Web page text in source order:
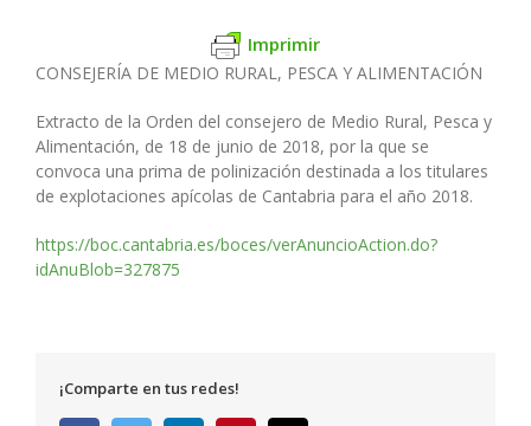
Imprimir
CONSEJERÍA DE MEDIO RURAL, PESCA Y ALIMENTACIÓN
Extracto de la Orden del consejero de Medio Rural, Pesca y
Alimentación, de 18 de junio de 2018, por la que se
convoca una prima de polinización destinada a los titulares
de explotaciones apícolas de Cantabria para el año 2018.
https://boc.cantabria.es/boces/verAnuncioAction.do?
idAnuBlob=327875
¡Comparte en tus redes!